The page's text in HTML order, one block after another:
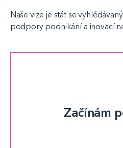
Naše vize je stát se
podpory podnikání a inovací
Začínám